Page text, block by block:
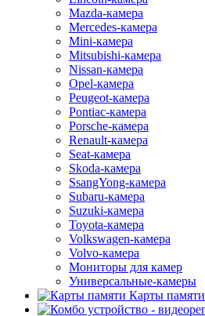
Mazda-камера
Mercedes-камера
Mini-камера
Mitsubishi-камера
Nissan-камера
Opel-камера
Peugeot-камера
Pontiac-камера
Porsche-камера
Renault-камера
Seat-камера
Skoda-камера
SsangYong-камера
Subaru-камера
Suzuki-камера
Toyota-камера
Volkswagen-камера
Volvo-камера
Мониторы для камер
Универсальные-камеры
Карты памяти